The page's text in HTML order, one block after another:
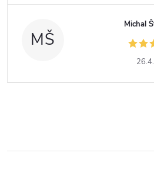
MŠ
Michal